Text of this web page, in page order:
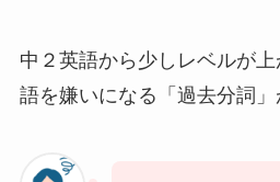
中２英語から少しレベルが
語を嫌いになる「過去分詞」